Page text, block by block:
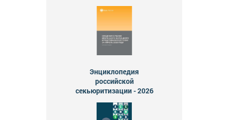
Энциклопедия
российской
секьюритизации - 2026